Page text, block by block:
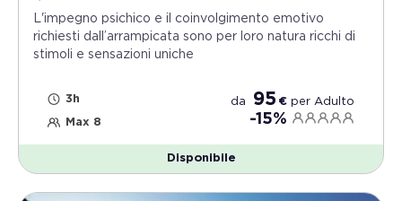
L'impegno psichico e il coinvolgimento emotivo
richiesti dall’arrampicata sono per loro natura ricchi di
stimoli e sensazioni uniche
3h
Max 8
da 95 € per Adulto
-15%
Disponibile